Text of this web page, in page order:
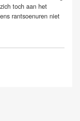
toch aan het
rantsoenuren niet